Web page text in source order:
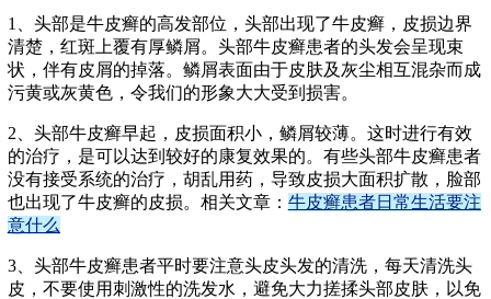
1、头部是牛皮癣的高发部位，头部出现了牛皮癣，皮损边界
清楚，红斑上覆有厚鳞屑。头部牛皮癣患者的头发会呈现束
状，伴有皮屑的掉落。鳞屑表面由于皮肤及灰尘相互混杂而成
污黄或灰黄色，令我们的形象大大受到损害。
2、头部牛皮癣早起，皮损面积小，鳞屑较薄。这时进行有效
的治疗，是可以达到较好的康复效果的。有些头部牛皮癣患者
没有接受系统的治疗，胡乱用药，导致皮损大面积扩散，脸部
也出现了牛皮癣的皮损。相关文章： 牛皮癣患者日常生活要注
意什么
3、头部牛皮癣患者平时要注意头皮头发的清洗，每天清洗头
皮，不要使用刺激性的洗发水，避免大力搓揉头部皮肤，以免